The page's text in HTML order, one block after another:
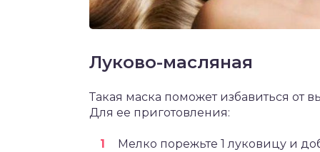
Луково-масляная
Такая маска поможет избавиться от
Для ее приготовления:
Мелко порежьте 1 луковицу и